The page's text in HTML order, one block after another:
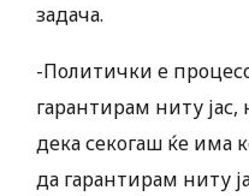
задача.
-Политички е
гарантирам ниту јас,
дека секогаш ќе има
да гарантирам ниту